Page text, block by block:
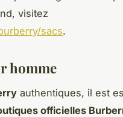
visitez
sacs.
homme
authentiques, il est
officielles